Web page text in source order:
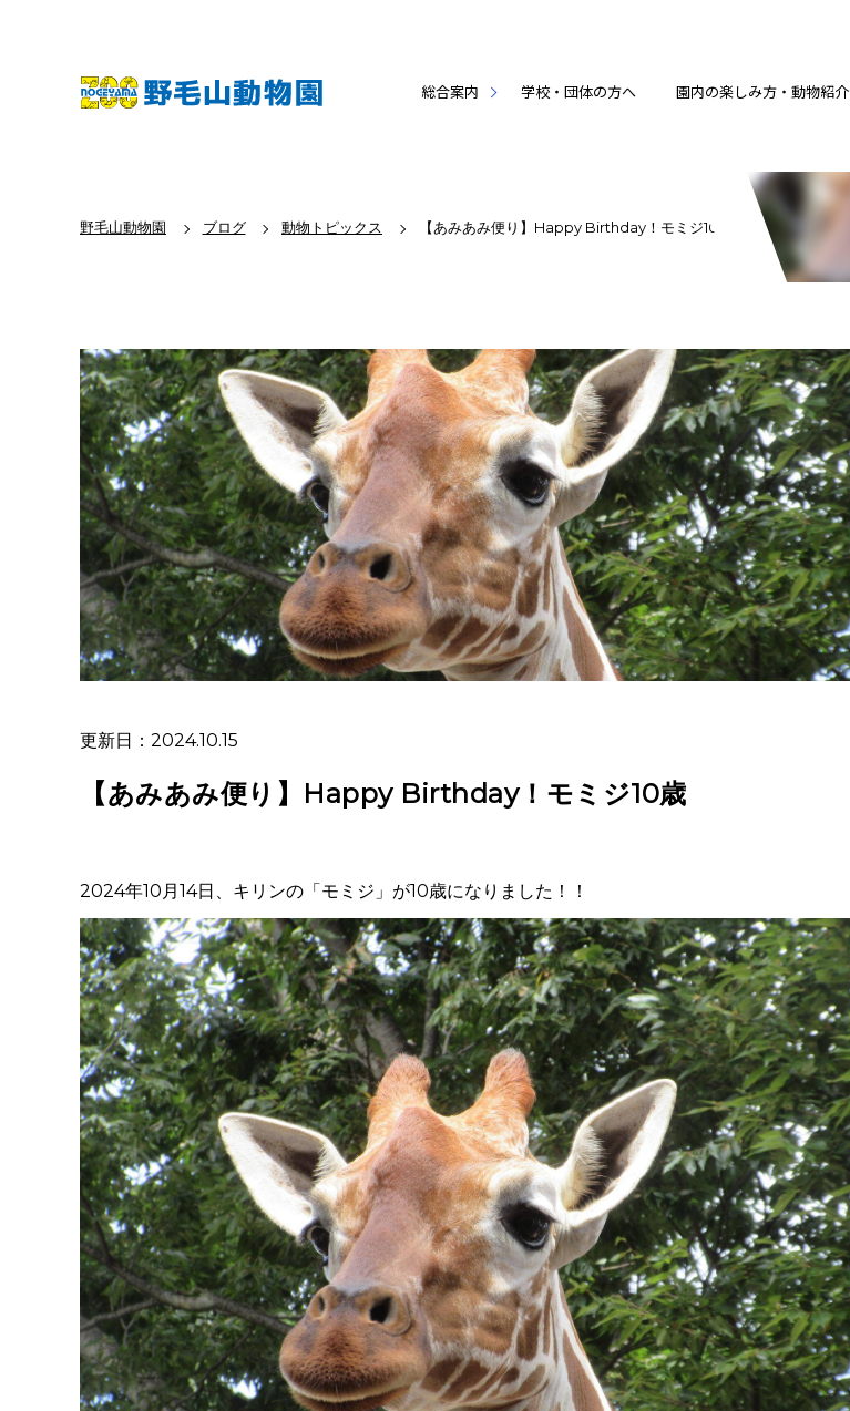
総合案内 学校・団体の方へ 園内の楽しみ方・動物紹介
野毛山動物園 ブログ 動物トピックス 【あみあみ便り】Happy Birthday！モミジ10歳
更新日：2024.10.15
【あみあみ便り】Happy Birthday！モミジ10歳
2024年10月14日、キリンの「モミジ」が10歳になりました！！